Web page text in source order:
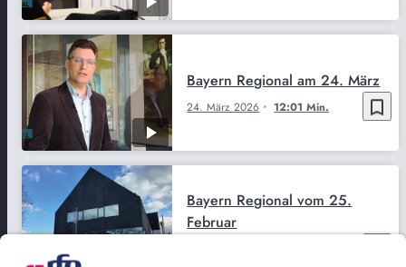
bookmark_border
24. März 2026 12:01 Min.
Bayern Regional am 24. März
Bayern Regional vom 25.
Februar